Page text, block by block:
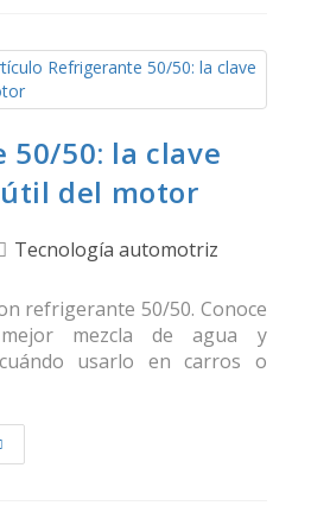
50/50: la clave
del motor
Tecnología automotriz
refrigerante 50/50. Conoce
mezcla de agua y
usarlo en carros o